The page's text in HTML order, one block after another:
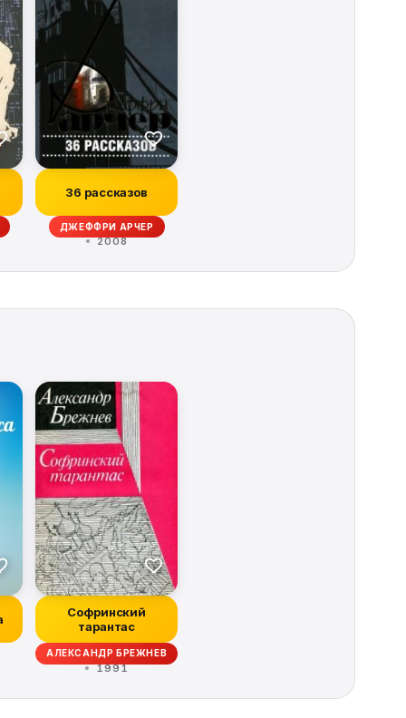
36 рассказов
ДЖЕФФРИ АРЧЕР
2008
Софринский
тарантас
АЛЕКСАНДР БРЕЖНЕВ
1991